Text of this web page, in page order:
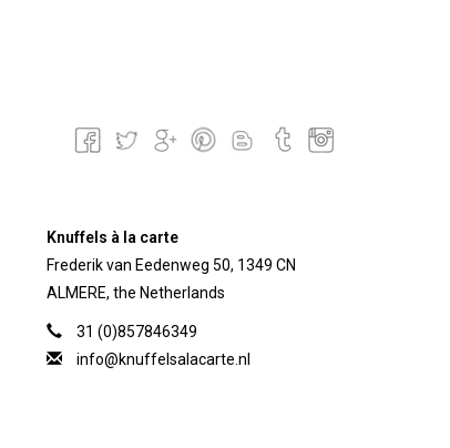
Knuffels à la carte
Frederik van Eedenweg 50, 1349 CN
ALMERE, the Netherlands
31 (0)857846349
info@knuffelsalacarte.nl